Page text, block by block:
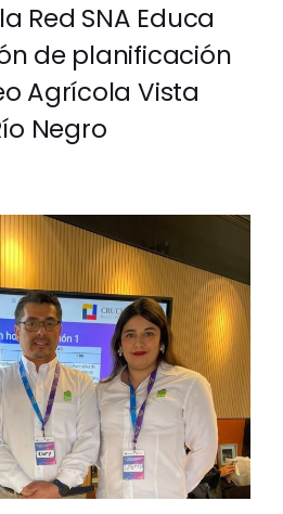
Red SNA Educa
de planificación
Agrícola Vista
Negro